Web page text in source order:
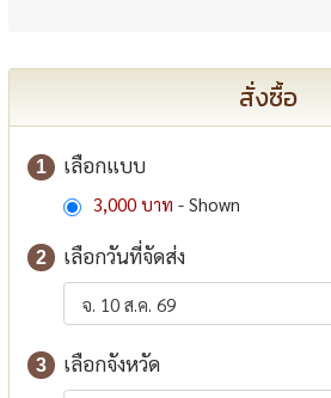
สั่งซื้อ
1 เลือกแบบ
3,000 บาท - Shown
2 เลือกวันที่จัดส่ง
3 เลือกจังหวัด